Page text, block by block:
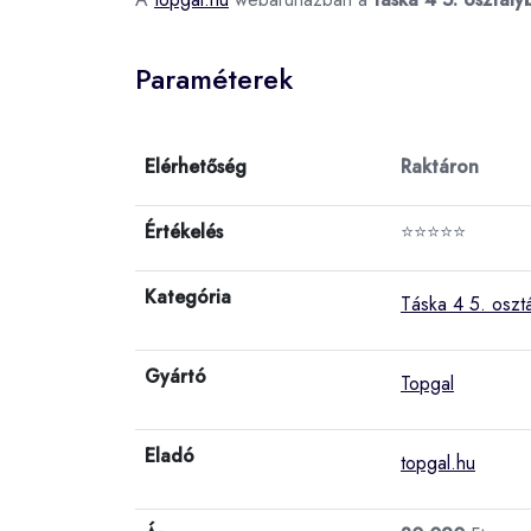
Paraméterek
Elérhetőség Raktáron
Értékelés ⭐⭐⭐⭐⭐
Kategória Táska 4 5.
Gyártó Topgal
Eladó topgal.hu